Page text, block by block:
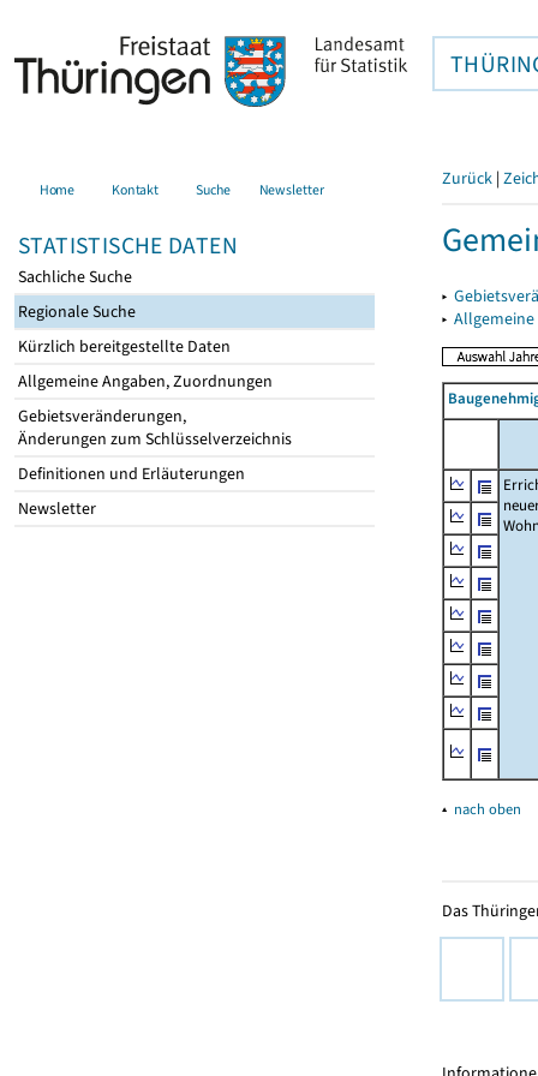
Home Kontakt Suche Newsletter
STATISTISCHE DATEN
Sachliche Suche
Regionale Suche
Kürzlich bereitgestellte Daten
Allgemeine Angaben, Zuordnungen
Gebietsveränderungen,
Änderungen zum Schlüsselverzeichnis
Definitionen und Erläuterungen
Newsletter
Zurück |
▸
▸
▴ nach oben
Das